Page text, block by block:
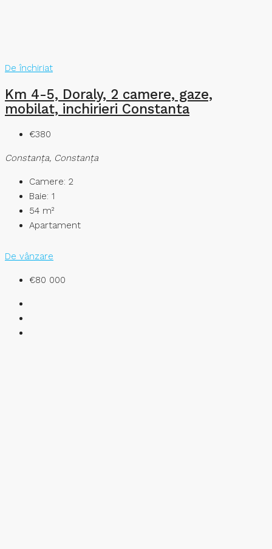
De închiriat
Km 4-5, Doraly, 2 camere, gaze,
mobilat, inchirieri Constanta
€380
Constanţa, Constanța
Camere: 2
Baie: 1
54 m²
Apartament
De vânzare
€80 000